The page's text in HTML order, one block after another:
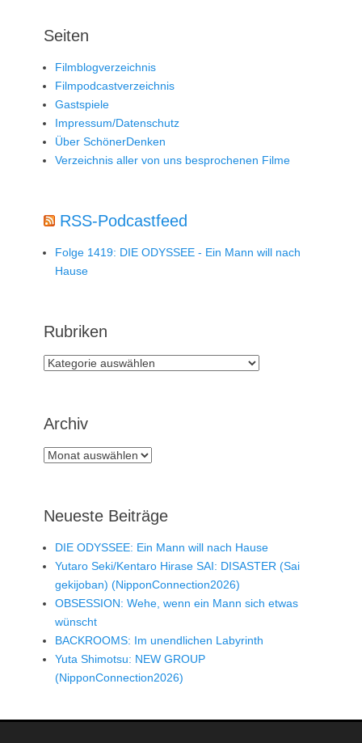
Seiten
Filmblogverzeichnis
Filmpodcastverzeichnis
Gastspiele
Impressum/Datenschutz
Über SchönerDenken
Verzeichnis aller von uns besprochenen Filme
RSS-Podcastfeed
Folge 1419: DIE ODYSSEE - Ein Mann will nach
Hause
Rubriken
Rubriken
Archiv
Archiv
Neueste Beiträge
DIE ODYSSEE: Ein Mann will nach Hause
Yutaro Seki/Kentaro Hirase SAI: DISASTER (Sai
gekijoban) (NipponConnection2026)
OBSESSION: Wehe, wenn ein Mann sich etwas
wünscht
BACKROOMS: Im unendlichen Labyrinth
Yuta Shimotsu: NEW GROUP
(NipponConnection2026)